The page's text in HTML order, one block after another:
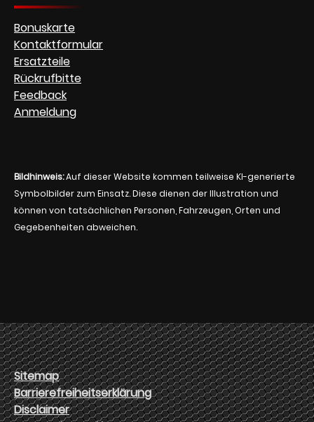
Bonuskarte
Kontaktformular
Ersatzteile
Rückrufbitte
Feedback
Anmeldung
Bildhinweis:Auf dieser Website kommen teilweise KI-generierte
Symbolbilder zum Einsatz. Diese dienen der Illustration und
können von tatsächlichen Personen, Fahrzeugen, Orten und
Gegebenheiten abweichen.
Sitemap
Barrierefreiheitserklärung
Disclaimer